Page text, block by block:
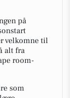
på
velkomne til
alt fra
room-
som